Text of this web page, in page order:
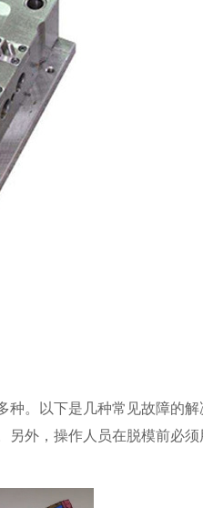
种。以下是几种常见故障的解
另外，操作人员在脱模前必须